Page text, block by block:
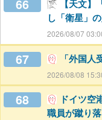
66
【天文
し「衛星」
2026/08/07
67 「外国
2026/08/08
68
ドイツ空
職員が蹴り